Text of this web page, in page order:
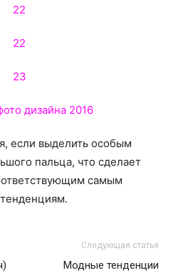
если выделить особым
пальца, что сделает
самым
Следующая статья
Модные тенденции